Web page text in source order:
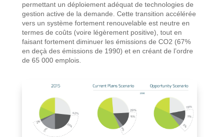
permettant un déploiement adéquat de technologies de
gestion active de la demande. Cette transition accélérée
vers un système fortement renouvelable est neutre en
termes de coûts (voire légèrement positive), tout en
faisant fortement diminuer les émissions de CO2 (67%
en deçà des émissions de 1990) et en créant de l’ordre
de 65 000 emplois.